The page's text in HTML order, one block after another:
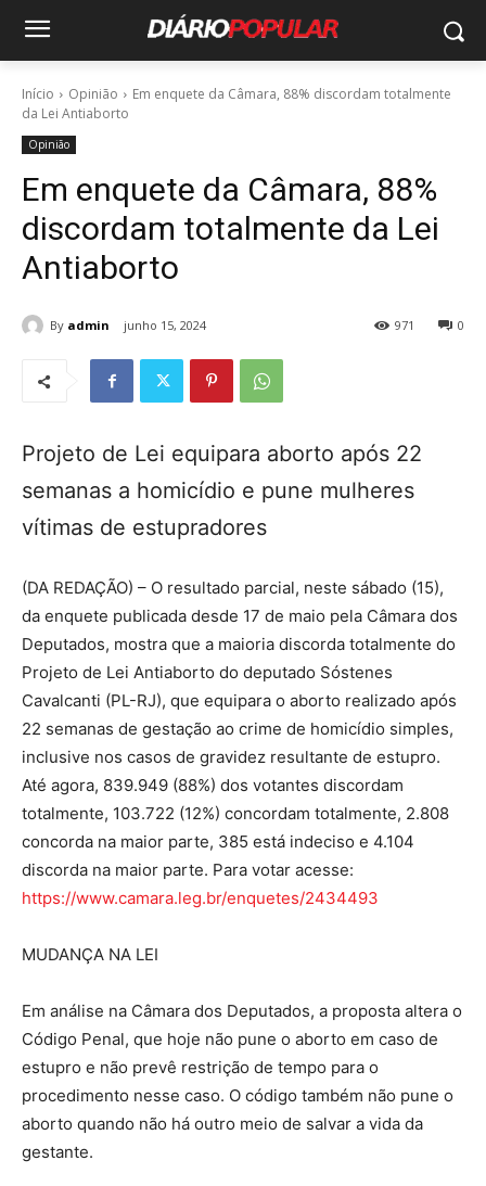
Início Opinião
Em enquete da Câmara, 88% discordam totalmente
da Lei Antiaborto
Opinião
Em enquete da Câmara, 88%
discordam totalmente da Lei
Antiaborto
By admin junho 15, 2024 0
971
Projeto de Lei equipara aborto após 22
semanas a homicídio e pune mulheres
vítimas de estupradores
(DA REDAÇÃO) – O resultado parcial, neste sábado (15),
da enquete publicada desde 17 de maio pela Câmara dos
Deputados, mostra que a maioria discorda totalmente do
Projeto de Lei Antiaborto do deputado Sóstenes
Cavalcanti (PL-RJ), que equipara o aborto realizado após
22 semanas de gestação ao crime de homicídio simples,
inclusive nos casos de gravidez resultante de estupro.
Até agora, 839.949 (88%) dos votantes discordam
totalmente, 103.722 (12%) concordam totalmente, 2.808
concorda na maior parte, 385 está indeciso e 4.104
discorda na maior parte. Para votar acesse:
https://www.camara.leg.br/enquetes/2434493
MUDANÇA NA LEI
Em análise na Câmara dos Deputados, a proposta altera o
Código Penal, que hoje não pune o aborto em caso de
estupro e não prevê restrição de tempo para o
procedimento nesse caso. O código também não pune o
aborto quando não há outro meio de salvar a vida da
gestante.